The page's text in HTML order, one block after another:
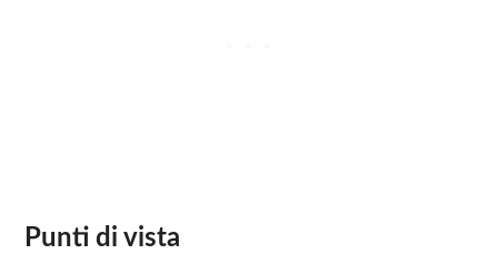
Punti di vista